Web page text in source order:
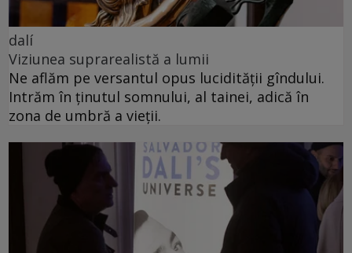
dalí
Viziunea suprarealistă a lumii
Ne aflăm pe versantul opus lucidității gîndului.
Intrăm în ținutul somnului, al tainei, adică în
zona de umbră a vieții.